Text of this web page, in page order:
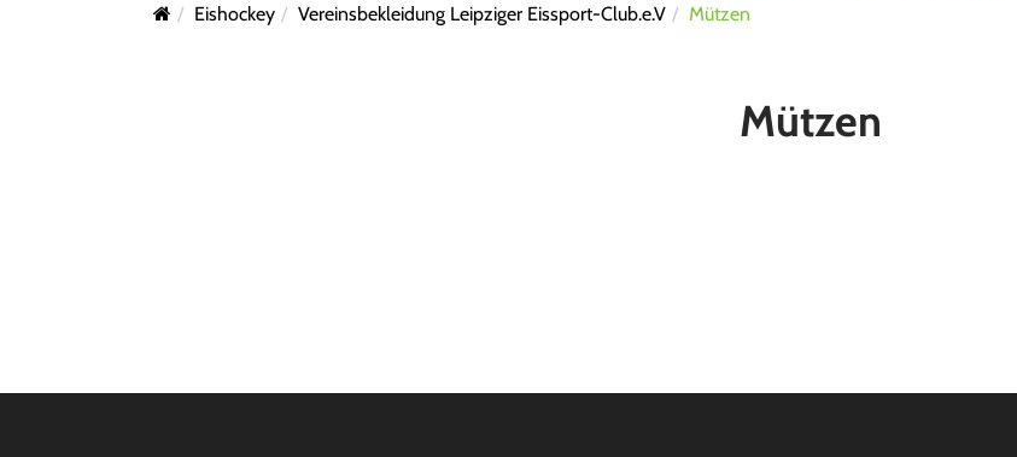
Eishockey Vereinsbekleidung Leipziger Eissport-Club.e.V Mützen
Mützen